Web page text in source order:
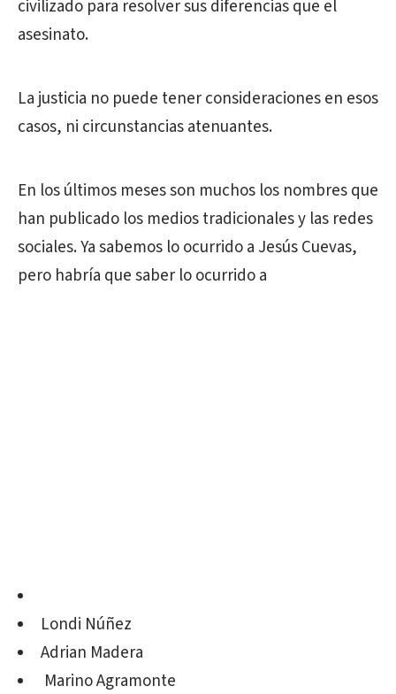
civilizado para resolver sus diferencias que el
asesinato.
La justicia no puede tener consideraciones en esos
casos, ni circunstancias atenuantes.
En los últimos meses son muchos los nombres que
han publicado los medios tradicionales y las redes
sociales. Ya sabemos lo ocurrido a Jesús Cuevas,
pero habría que saber lo ocurrido a
Londi Núñez
Adrian Madera
Marino Agramonte